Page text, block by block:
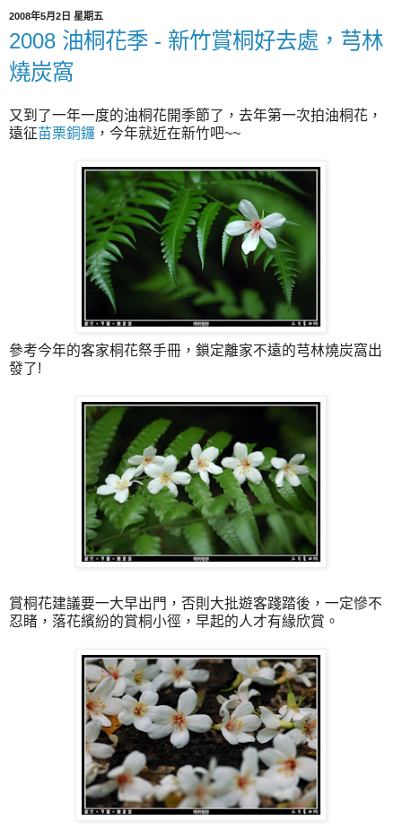
2008年5月2日 星期五
2008 油桐花季 - 新竹賞桐好去處，芎林
燒炭窩
又到了一年一度的油桐花開季節了，去年第一次拍油桐花，
遠征苗栗銅鑼 ，今年就近在新竹吧~~
參考今年的客家桐花祭手冊，鎖定離家不遠的芎林燒炭窩出
發了!
賞桐花建議要一大早出門，否則大批遊客踐踏後，一定慘不
忍睹，落花繽紛的賞桐小徑，早起的人才有緣欣賞。